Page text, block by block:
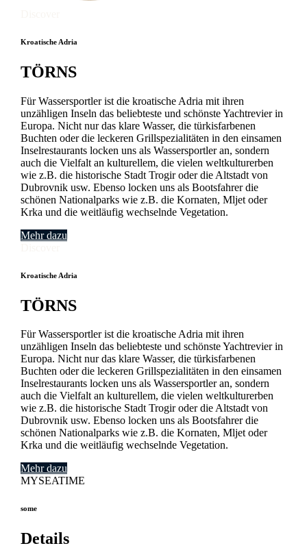
Kroatische Adria
TÖRNS
Für Wassersportler ist die kroatische Adria mit ihren
unzähligen Inseln das beliebteste und schönste Yachtrevier in
Europa. Nicht nur das klare Wasser, die türkisfarbenen
Buchten oder die leckeren Grillspezialitäten in den einsamen
Inselrestaurants locken uns als Wassersportler an, sondern
auch die Vielfalt an kulturellem, die vielen weltkulturerben
wie z.B. die historische Stadt Trogir oder die Altstadt von
Dubrovnik usw. Ebenso locken uns als Bootsfahrer die
schönen Nationalparks wie z.B. die Kornaten, Mljet oder
Krka und die weitläufig wechselnde Vegetation.
Mehr dazu
Kroatische Adria
TÖRNS
Für Wassersportler ist die kroatische Adria mit ihren
unzähligen Inseln das beliebteste und schönste Yachtrevier in
Europa. Nicht nur das klare Wasser, die türkisfarbenen
Buchten oder die leckeren Grillspezialitäten in den einsamen
Inselrestaurants locken uns als Wassersportler an, sondern
auch die Vielfalt an kulturellem, die vielen weltkulturerben
wie z.B. die historische Stadt Trogir oder die Altstadt von
Dubrovnik usw. Ebenso locken uns als Bootsfahrer die
schönen Nationalparks wie z.B. die Kornaten, Mljet oder
Krka und die weitläufig wechselnde Vegetation.
Mehr dazu
MYSEATIME
some
Details